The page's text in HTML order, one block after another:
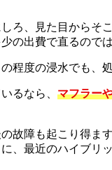
ろ、見た目からそ
の出費で直るので
程度の浸水でも、
るなら、 マフラー
故障も起こり得ま
、最近のハイブリ